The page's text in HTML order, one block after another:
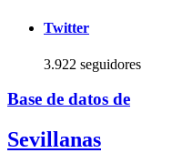
Twitter
3.922 seguidores
Base de datos de
Sevillanas